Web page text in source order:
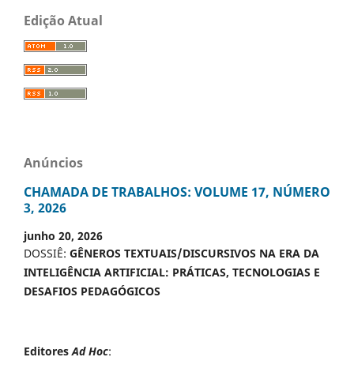
Edição Atual
Anúncios
CHAMADA DE TRABALHOS: VOLUME 17, NÚMERO
3, 2026
junho 20, 2026
DOSSIÊ: GÊNEROS TEXTUAIS/DISCURSIVOS NA ERA DA
INTELIGÊNCIA ARTIFICIAL: PRÁTICAS, TECNOLOGIAS E
DESAFIOS PEDAGÓGICOS
EditoresAd Hoc: